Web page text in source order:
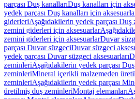
parçası Duş kanallarıDuş kanalları için
yedek parçası Duş kanalları için
giderleriAşağıdakilerin yedek parçası
zemini giderleri için aksesuarlar
zemini giderleri için aksesuarlarDuvar
parçası Duvar süzgeciDuvar süzgeci
yedek parçası Duvar süzgeci aksesuarları
zeminleriAşağıdakilerin yedek parçası
zeminleriMineral içerikli malzemeden
zeminleriAşağıdakilerin yedek parçası
üretilmiş duş zeminleriMontaj elemanları